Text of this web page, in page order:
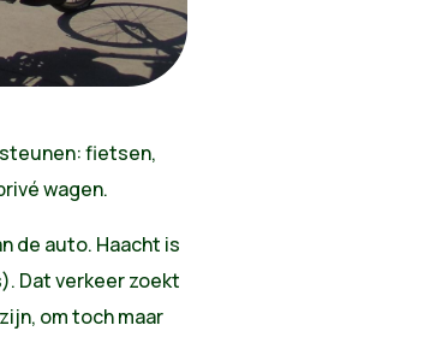
fietsen,
wagen.
de auto. Haacht is
Dat verkeer zoekt
om toch maar